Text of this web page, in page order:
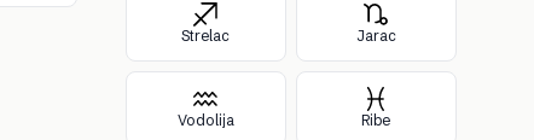
Strelac Jarac
Vodolija Ribe